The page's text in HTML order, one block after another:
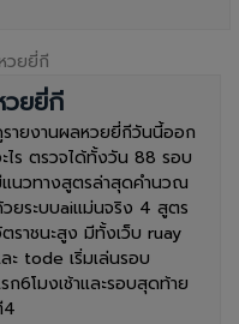
วยยี่กี
ายงานผลหวยยี่กีวันนี้ออก
ไร ตรวจได้ทั้งวัน 88 รอบ
นวทางสูตรล่าสุดคำนวณ
ยระบบaiแม่นจริง 4 สูตร
ราชนะสูง มีทั้งเว็บ ruay
ะ tode เริ่มเล่นรอบ
ก6โมงเช้าและรอบสุดท้าย